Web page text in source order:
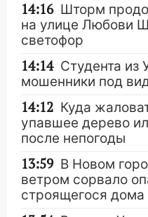
14:16 Шторм
на улице Любови
светофор
14:14 Студента из
мошенники под
14:12 Куда
упавшее дерево
после непогоды
13:59 В Новом
ветром сорвало
строящегося дома